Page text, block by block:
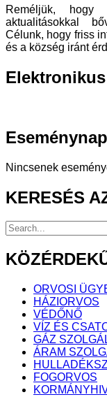
Reméljük, hogy
aktualitásokkal
Célunk, hogy friss
és a község iránt
Elektronikus
Nincsenek
KERESÉS
ORVOSI
HÁZIORVOS
VÉDŐNŐ
VÍZ ÉS
GÁZ
ÁRAM
FOGORVOS